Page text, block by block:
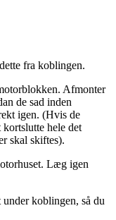
fra koblingen.
Afmonter
de sad inden
igen. (Hvis de
hele det
skal skiftes).
Læg igen
koblingen, så du